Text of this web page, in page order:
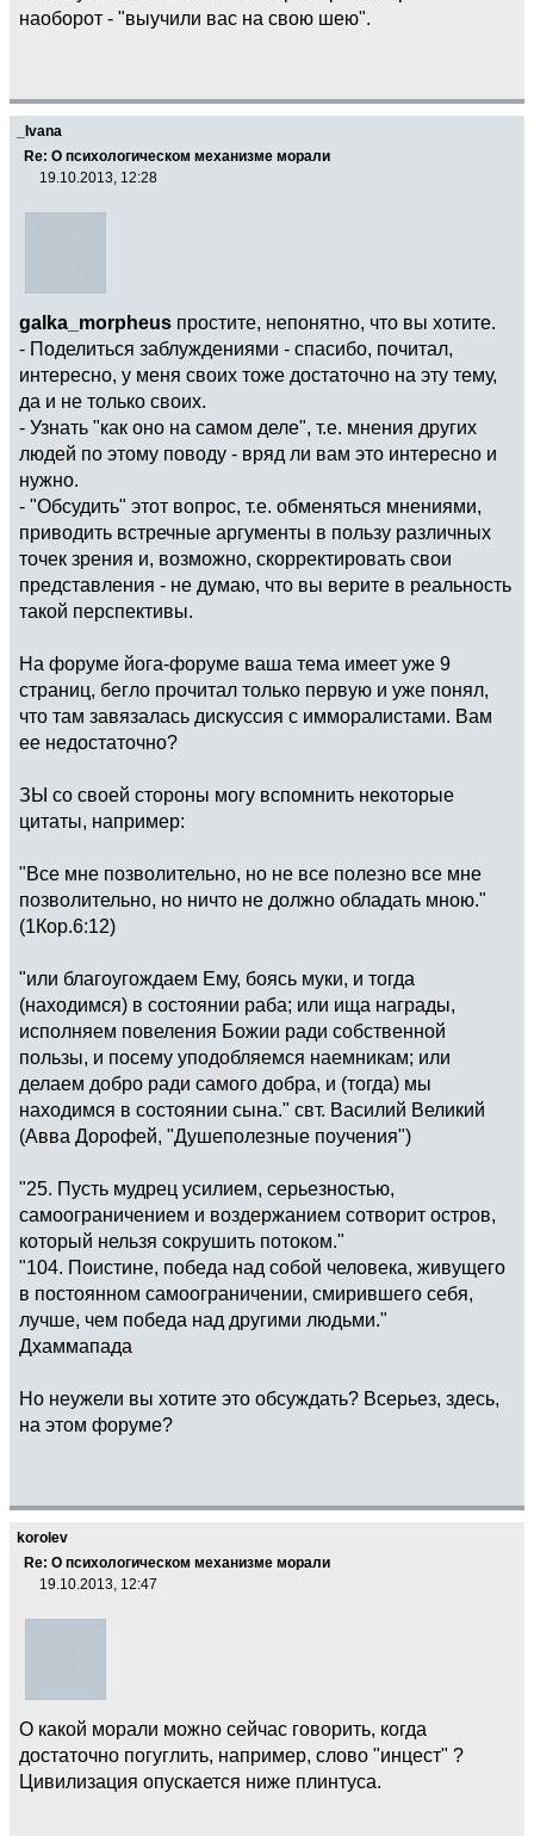
наоборот - "выучили вас на свою шею".
_Ivana
Re: О психологическом механизме морали
19.10.2013, 12:28
galka_morpheus простите, непонятно, что вы хотите.
- Поделиться заблуждениями - спасибо, почитал,
интересно, у меня своих тоже достаточно на эту тему,
да и не только своих.
- Узнать "как оно на самом деле", т.е. мнения других
людей по этому поводу - вряд ли вам это интересно и
нужно.
- "Обсудить" этот вопрос, т.е. обменяться мнениями,
приводить встречные аргументы в пользу различных
точек зрения и, возможно, скорректировать свои
представления - не думаю, что вы верите в реальность
такой перспективы.
На форуме йога-форуме ваша тема имеет уже 9
страниц, бегло прочитал только первую и уже понял,
что там завязалась дискуссия с имморалистами. Вам
ее недостаточно?
ЗЫ со своей стороны могу вспомнить некоторые
цитаты, например:
"Все мне позволительно, но не все полезно все мне
позволительно, но ничто не должно обладать мною."
(1Кор.6:12)
"или благоугождаем Ему, боясь муки, и тогда
(находимся) в состоянии раба; или ища награды,
исполняем повеления Божии ради собственной
пользы, и посему уподобляемся наемникам; или
делаем добро ради самого добра, и (тогда) мы
находимся в состоянии сына." свт. Василий Великий
(Авва Дорофей, "Душеполезные поучения")
"25. Пусть мудрец усилием, серьезностью,
самоограничением и воздержанием сотворит остров,
который нельзя сокрушить потоком."
"104. Поистине, победа над собой человека, живущего
в постоянном самоограничении, смирившего себя,
лучше, чем победа над другими людьми."
Дхаммапада
Но неужели вы хотите это обсуждать? Всерьез, здесь,
на этом форуме?
korolev
Re: О психологическом механизме морали
19.10.2013, 12:47
О какой морали можно сейчас говорить, когда
достаточно погуглить, например, слово "инцест" ?
Цивилизация опускается ниже плинтуса.